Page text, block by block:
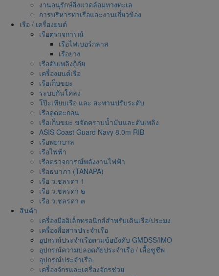
งานอนุรักษ์สิ่งแวดล้อมทางทะเล
การบริหารท่าเรือและงานเกี่ยวข้อง
เรือ / เครื่องยนต์
เรือตรวจการณ์
เรือไฟเบอร์กลาส
เรือยาง
เรือดับเพลิงกู้ภัย
เครื่องยนต์เรือ
เรือเก็บขยะ
ระบบกันโคลง
โป๊ะเทียบเรือ และ สะพานปรับระดับ
เรือดูดตะกอน
เรือเก็บขยะ ขจัดคราบน้ำมันและดับเพลิง
ASIS Coast Guard Navy 8.0m RIB
เรือพยาบาล
เรือไฟฟ้า
เรือตรวจการณ์พลังงานไฟฟ้า
เรือธนาภา (TANAPA)
เรือ ว.ชลรดา 1
เรือ ว.ชลรดา ๒
เรือ ว.ชลรดา ๓
สินค้า
เครื่องมืออิเล็กทรอนิกส์สำหรับเดินเรือ/ประมง
เครื่องสื่อสารประจำเรือ
อุปกรณ์ประจำเรือตามข้อบังคับ GMDSS/IMO
อุปกรณ์ความปลอดภัยประจำเรือ / เสื้อชูชีพ
อุปกรณ์ประจำเรือ
เครื่องจักรและเครื่องจักรช่วย